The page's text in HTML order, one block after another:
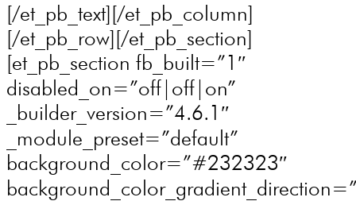
[/et_pb_text][/et_pb_column]
[/et_pb_row][/et_pb_section]
[et_pb_section fb_built=”1″
disabled_on=”off|off|on”
_builder_version=”4.6.1″
_module_preset=”default”
background_color=”#232323″